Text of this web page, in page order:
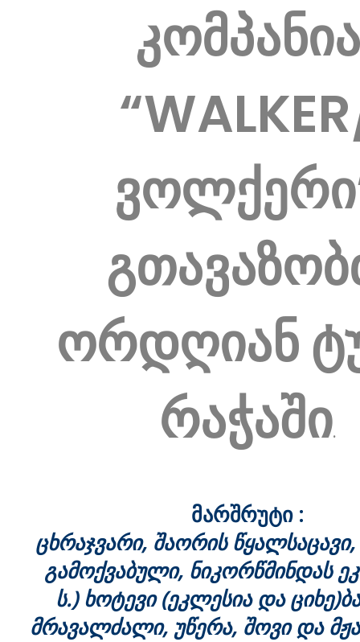
კომპანია
ორდღიან
რაჭაში.
მარშრუტი :
ცხრაჯვარი, შაორის
გამოქვაბული, ნიკორწმინდას
ს.) ხოტევი (ეკლესია და
მრავალძალი, უწერა, შოვი და